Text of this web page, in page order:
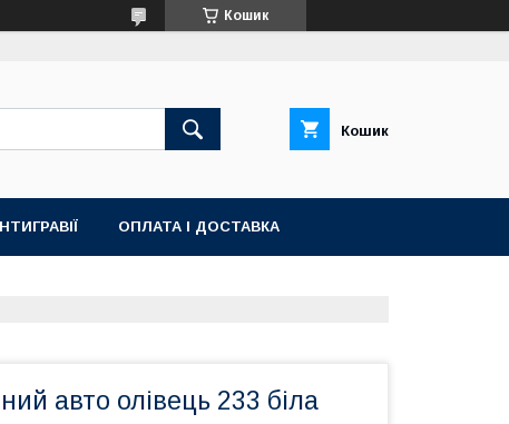
Кошик
Кошик
ОПЛАТА І ДОСТАВКА
авто олівець 233 біла